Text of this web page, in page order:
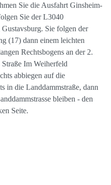
Sie die Ausfahrt Ginsheim-
Sie der L3040
Sie folgen der
(17) dann einem leichten
Rechtsbogens an der 2.
Im Weiherfeld
abbiegen auf die
in die Landdammstraße, dann
bleiben - den
Seite.